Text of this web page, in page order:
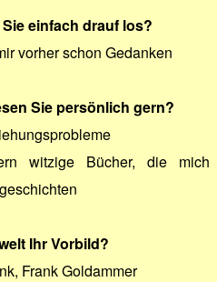
einfach drauf los?
vorher schon Gedanken
Sie persönlich gern?
witzige Bücher, die mich
Ihr Vorbild?
Frank Goldammer